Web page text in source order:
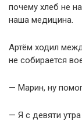
почему хлеб не
наша медицина.
Артём ходил
не собирается
— Марин, ну
— Я с девяти